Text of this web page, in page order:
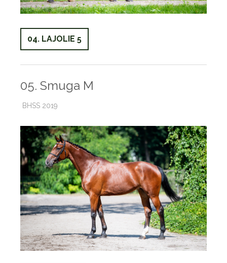
04. LAJOLIE 5
05. Smuga M
BHSS 2019